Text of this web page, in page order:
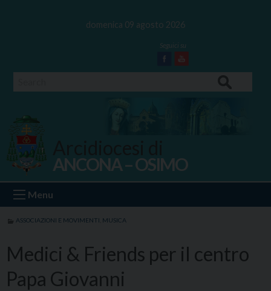
domenica 09 agosto 2026
Facebook
Youtube
Ancona Osimo
ANCONA – OSIMO
Menu
ASSOCIAZIONI E MOVIMENTI MUSICA
Medici & Friends per il centro
Papa Giovanni